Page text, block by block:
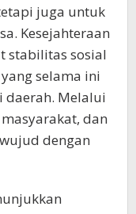
juga untuk
Kesejahteraan
stabilitas sosial
selama ini
daerah. Melalui
dan
dengan